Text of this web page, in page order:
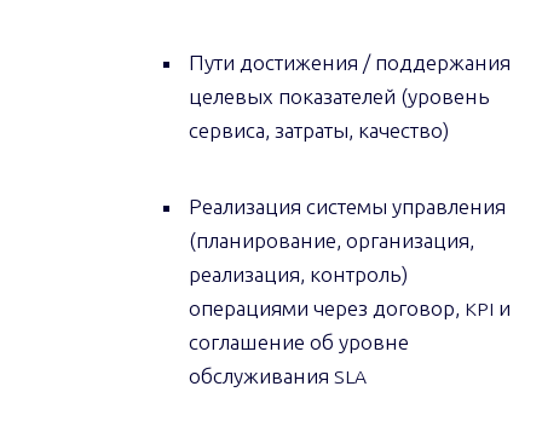
Пути достижения / поддержания
целевых показателей (уровень
сервиса, затраты, качество)
Реализация системы управления
(планирование, организация,
реализация, контроль)
операциями через договор, KPI и
соглашение об уровне
обслуживания SLA